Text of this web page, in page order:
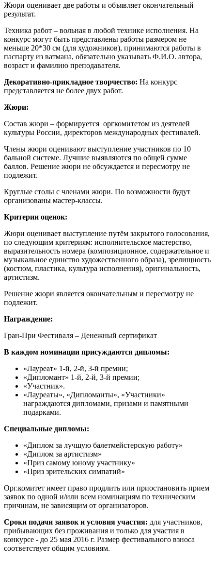
Жюри оценивает две работы и объявляет окончательный
результат.
Техника работ – вольная в любой технике исполнения. На
конкурс могут быть представлены работы размером не
меньше 20*30 см (для художников), принимаются работы в
паспарту из ватмана, обязательно указывать Ф.И.О. автора,
возраст и фамилию преподавателя.
Декоративно-прикладное творчество: На конкурс
представляется не более двух работ.
Жюри:
Состав жюри – формируется оргкомитетом из деятелей
культуры России, директоров международных фестивалей.
Члены жюри оценивают выступление участников по 10
бальной системе. Лучшие выявляются по общей сумме
баллов. Решение жюри не обсуждается и пересмотру не
подлежит.
Круглые столы с членами жюри. По возможности будут
организованы мастер-классы.
Критерии оценок:
Жюри оценивает выступление путём закрытого голосования,
по следующим критериям: исполнительское мастерство,
выразительность номера (композиционное, содержательное и
музыкальное единство художественного образа), зрелищность
(костюм, пластика, культура исполнения), оригинальность,
артистизм.
Решение жюри является окончательным и пересмотру не
подлежит.
Награждение:
Гран-При Фестиваля – Денежный сертификат
В каждом номинации присуждаются дипломы:
«Лауреат» 1-й, 2-й, 3-й премии;
«Дипломант» 1-й, 2-й, 3-й премии;
«Участник».
«Лауреаты», «Дипломанты», «Участники»
награждаются дипломами, призами и памятными
подарками.
Специальные дипломы:
«Диплом за лучшую балетмейстерскую работу»
«Диплом за артистизм»
«Приз самому юному участнику»
«Приз зрительских симпатий»
Орг.комитет имеет право продлить или приостановить прием
заявок по одной и/или всем номинациям по техническим
причинам, не зависящим от организаторов.
Сроки подачи заявок и условия участия: для участников,
прибывающих без проживания и только для участия в
конкурсе - до 25 мая 2016 г. Размер фестивального взноса
соответствует общим условиям.